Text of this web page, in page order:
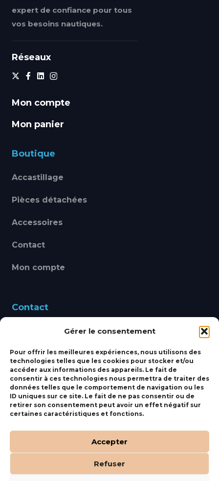
Gérer le consentement
Pour offrir les meilleures expériences, nous utilisons des
technologies telles que les cookies pour stocker et/ou
accéder aux informations des appareils. Le fait de
consentir à ces technologies nous permettra de traiter des
données telles que le comportement de navigation ou les
ID uniques sur ce site. Le fait de ne pas consentir ou de
retirer son consentement peut avoir un effet négatif sur
certaines caractéristiques et fonctions.
Accepter
Refuser
expert de confiance pour tous
vos besoins nautiques.
Réseaux
Mon compte
Mon panier
Boutique
Accastillage
Pièces détachées
Accessoires
Contact
Mon compte
Contact
460 Avenue Alain Le
bbsmarine@bbs-
marine.fr
Fixe:04 27 50 24 50
Mobile:06 69 44 48 83
Orocom .